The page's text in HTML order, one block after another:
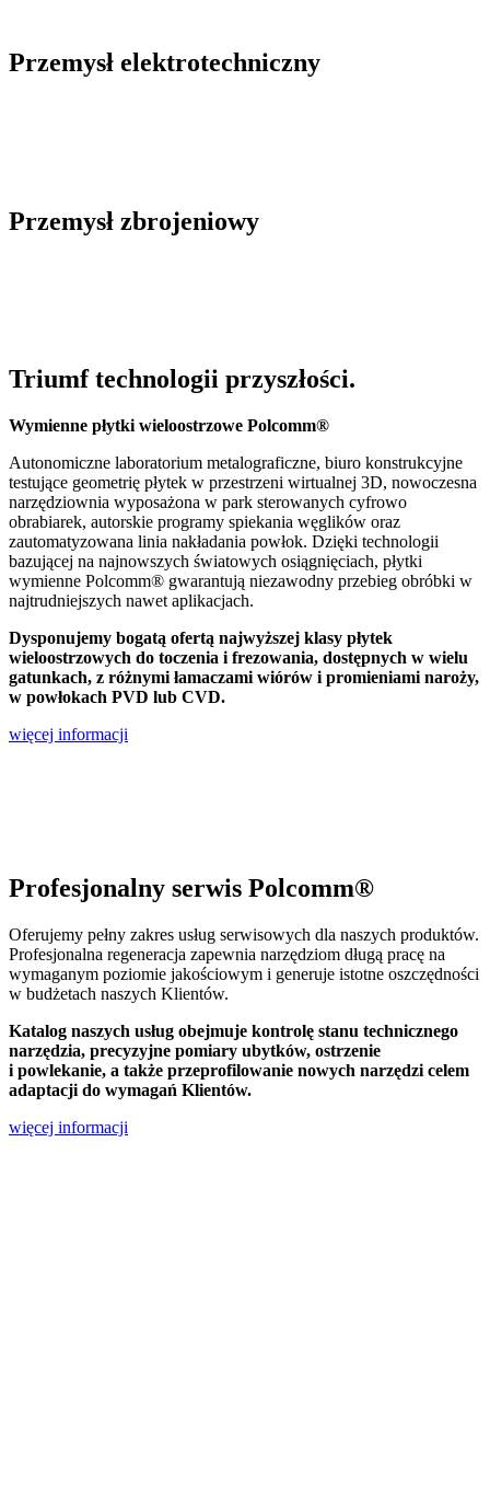
Przemysł elektrotechniczny
Przemysł zbrojeniowy
Triumf technologii przyszłości.
Wymienne płytki wieloostrzowe Polcomm®
Autonomiczne laboratorium metalograficzne, biuro konstrukcyjne
testujące geometrię płytek w przestrzeni wirtualnej 3D, nowoczesna
narzędziownia wyposażona w park sterowanych cyfrowo
obrabiarek, autorskie programy spiekania węglików oraz
zautomatyzowana linia nakładania powłok. Dzięki technologii
bazującej na najnowszych światowych osiągnięciach, płytki
wymienne Polcomm® gwarantują niezawodny przebieg obróbki w
najtrudniejszych nawet aplikacjach.
Dysponujemy bogatą ofertą najwyższej klasy płytek
wieloostrzowych do toczenia i frezowania, dostępnych w wielu
gatunkach, z różnymi łamaczami wiórów i promieniami naroży,
w powłokach PVD lub CVD.
więcej informacji
Profesjonalny serwis Polcomm®
Oferujemy pełny zakres usług serwisowych dla naszych produktów.
Profesjonalna regeneracja zapewnia narzędziom długą pracę na
wymaganym poziomie jakościowym i generuje istotne oszczędności
w budżetach naszych Klientów.
Katalog naszych usług obejmuje kontrolę stanu technicznego
narzędzia, precyzyjne pomiary ubytków, ostrzenie
i powlekanie, a także przeprofilowanie nowych narzędzi celem
adaptacji do wymagań Klientów.
więcej informacji